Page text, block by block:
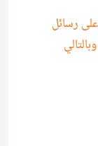
رسائل